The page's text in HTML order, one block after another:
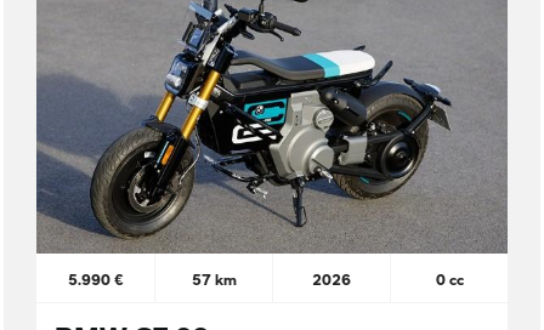
5.990 € 57 km 2026 0 cc